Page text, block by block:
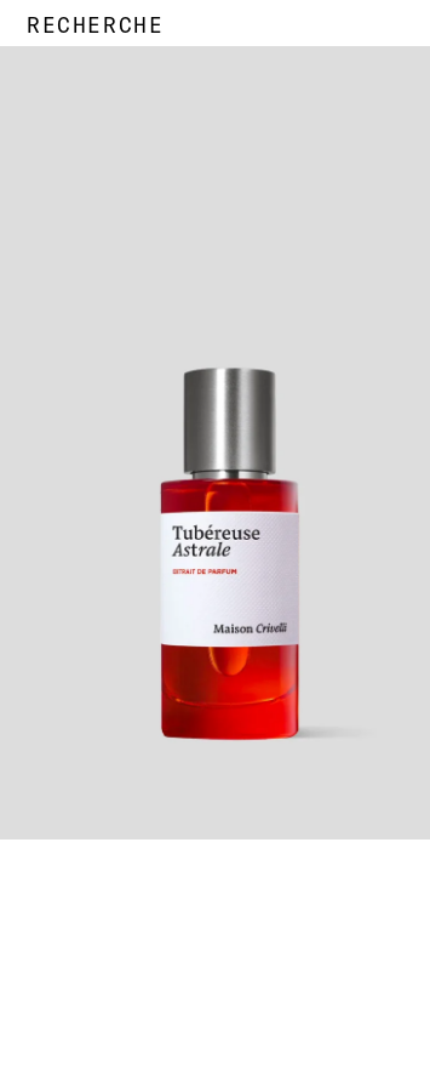
RECHERCHE